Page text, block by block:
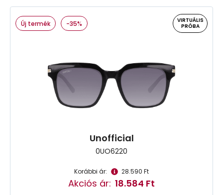
Új termék -35%
VIRTUÁLIS
PRÓBA
Unofficial
0UO6220
Korábbi ár: 28.590 Ft
Akciós ár: 18.584 Ft